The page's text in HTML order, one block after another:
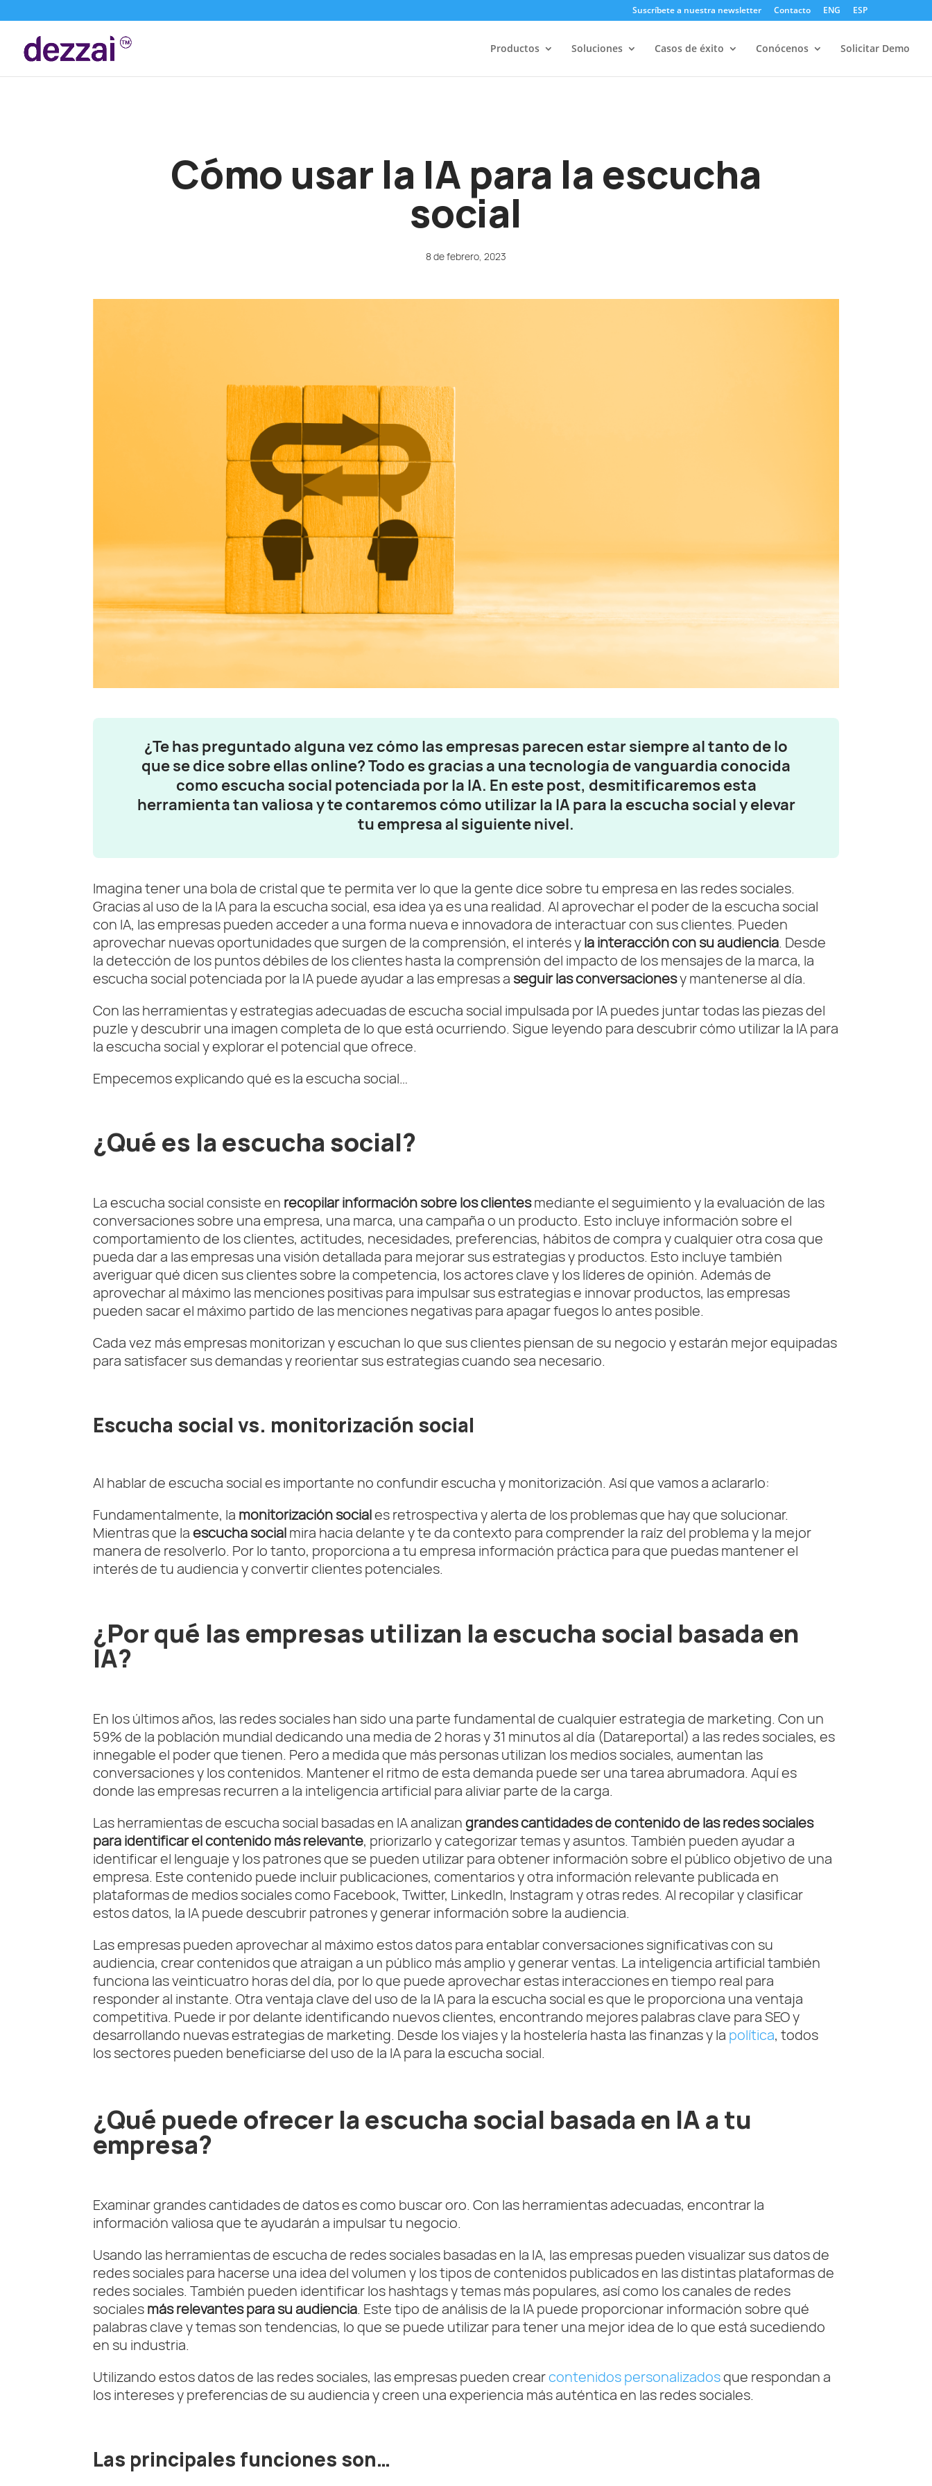
Suscríbete a nuestra newsletter Contacto ENG ESP
Productos Soluciones Casos de éxito Conócenos Solicitar Demo
Cómo usar la IA para la escucha
social
8 de febrero, 2023
¿Te has preguntado alguna vez cómo las empresas parecen estar siempre al tanto de lo
que se dice sobre ellas online? Todo es gracias a una tecnología de vanguardia conocida
como escucha social potenciada por la IA. En este post, desmitificaremos esta
herramienta tan valiosa y te contaremos cómo utilizar la IA para la escucha social y elevar
tu empresa al siguiente nivel.
Imagina tener una bola de cristal que te permita ver lo que la gente dice sobre tu empresa en las redes sociales.
Gracias al uso de la IA para la escucha social, esa idea ya es una realidad. Al aprovechar el poder de la escucha social
con IA, las empresas pueden acceder a una forma nueva e innovadora de interactuar con sus clientes. Pueden
aprovechar nuevas oportunidades que surgen de la comprensión, el interés yla interacción con su audiencia. Desde
la detección de los puntos débiles de los clientes hasta la comprensión del impacto de los mensajes de la marca, la
escucha social potenciada por la IA puede ayudar a las empresas aseguir las conversacionesy mantenerse al día.
Con las herramientas y estrategias adecuadas de escucha social impulsada por IA puedes juntar todas las piezas del
puzle y descubrir una imagen completa de lo que está ocurriendo. Sigue leyendo para descubrir cómo utilizar la IA para
la escucha social y explorar el potencial que ofrece.
Empecemos explicando qué es la escucha social…
¿Qué es la escucha social?
La escucha social consiste en recopilar información sobre los clientesmediante el seguimiento y la evaluación de las
conversaciones sobre una empresa, una marca, una campaña o un producto. Esto incluye información sobre el
comportamiento de los clientes, actitudes, necesidades, preferencias, hábitos de compra y cualquier otra cosa que
pueda dar a las empresas una visión detallada para mejorar sus estrategias y productos. Esto incluye también
averiguar qué dicen sus clientes sobre la competencia, los actores clave y los líderes de opinión. Además de
aprovechar al máximo las menciones positivas para impulsar sus estrategias e innovar productos, las empresas
pueden sacar el máximo partido de las menciones negativas para apagar fuegos lo antes posible.
Cada vez más empresas monitorizan y escuchan lo que sus clientes piensan de su negocio y estarán mejor equipadas
para satisfacer sus demandas y reorientar sus estrategias cuando sea necesario.
Escucha social vs. monitorización social
Al hablar de escucha social es importante no confundir escucha y monitorización. Así que vamos a aclararlo:
Fundamentalmente, la monitorización sociales retrospectiva y alerta de los problemas que hay que solucionar.
Mientras que laescucha socialmira hacia delante y te da contexto para comprender la raíz del problema y la mejor
manera de resolverlo. Por lo tanto, proporciona a tu empresa información práctica para que puedas mantener el
interés de tu audiencia y convertir clientes potenciales.
¿Por qué las empresas utilizan la escucha social basada en
IA?
En los últimos años, las redes sociales han sido una parte fundamental de cualquier estrategia de marketing. Con un
59% de la población mundial dedicando una media de 2 horas y 31 minutos al día (Datareportal) a las redes sociales, es
innegable el poder que tienen. Pero a medida que más personas utilizan los medios sociales, aumentan las
conversaciones y los contenidos. Mantener el ritmo de esta demanda puede ser una tarea abrumadora. Aquí es
donde las empresas recurren a la inteligencia artificial para aliviar parte de la carga.
Las herramientas de escucha social basadas en IA analizangrandes cantidades de contenido de las redes sociales
para identificar el contenido más relevante, priorizarlo y categorizar temas y asuntos. También pueden ayudar a
identificar el lenguaje y los patrones que se pueden utilizar para obtener información sobre el público objetivo de una
empresa. Este contenido puede incluir publicaciones, comentarios y otra información relevante publicada en
plataformas de medios sociales como Facebook, Twitter, LinkedIn, Instagram y otras redes. Al recopilar y clasificar
estos datos, la IA puede descubrir patrones y generar información sobre la audiencia.
Las empresas pueden aprovechar al máximo estos datos para entablar conversaciones significativas con su
audiencia, crear contenidos que atraigan a un público más amplio y generar ventas. La inteligencia artificial también
funciona las veinticuatro horas del día, por lo que puede aprovechar estas interacciones en tiempo real para
responder al instante. Otra ventaja clave del uso de la IA para la escucha social es que le proporciona una ventaja
competitiva. Puede ir por delante identificando nuevos clientes, encontrando mejores palabras clave para SEO y
desarrollando nuevas estrategias de marketing. Desde los viajes y la hostelería hasta las finanzas y la política, todos
los sectores pueden beneficiarse del uso de la IA para la escucha social.
¿Qué puede ofrecer la escucha social basada en IA a tu
empresa?
Examinar grandes cantidades de datos es como buscar oro. Con las herramientas adecuadas, encontrar la
información valiosa que te ayudarán a impulsar tu negocio.
Usando las herramientas de escucha de redes sociales basadas en la IA, las empresas pueden visualizar sus datos de
redes sociales para hacerse una idea del volumen y los tipos de contenidos publicados en las distintas plataformas de
redes sociales. También pueden identificar los hashtags y temas más populares, así como los canales de redes
socialesmás relevantes para su audiencia. Este tipo de análisis de la IA puede proporcionar información sobre qué
palabras clave y temas son tendencias, lo que se puede utilizar para tener una mejor idea de lo que está sucediendo
en su industria.
Utilizando estos datos de las redes sociales, las empresas pueden crearcontenidos personalizadosque respondan a
los intereses y preferencias de su audiencia y creen una experiencia más auténtica en las redes sociales.
Las principales funciones son…